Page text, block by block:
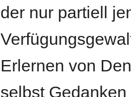
der nur partiell
Erlernen von
selbst